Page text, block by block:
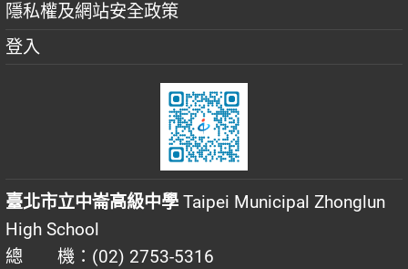
隱私權及網站安全政策
登入
臺北市立中崙高級中學 Taipei Municipal Zhonglun
High School
總 機：(02) 2753-5316